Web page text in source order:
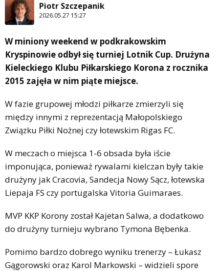
Piotr Szczepanik
2026.05.27 15:27
W miniony weekend w podkrakowskim
Kryspinowie odbył się turniej Lotnik Cup. Drużyna
Kieleckiego Klubu Piłkarskiego Korona z rocznika
2015 zajęła w nim piąte miejsce.
W fazie grupowej młodzi piłkarze zmierzyli się
między innymi z reprezentacją Małopolskiego
Związku Piłki Nożnej czy łotewskim Rigas FC.
W meczach o miejsca 1-6 obsada była iście
imponująca, ponieważ rywalami kielczan były takie
drużyny jak Cracovia, Sandecja Nowy Sącz, łotewska
Liepaja FS czy portugalska Vitoria Guimaraes.
MVP KKP Korony został Kajetan Salwa, a dodatkowo
do drużyny turnieju wybrano Tymona Bębenka.
Pomimo bardzo dobrego wyniku trenerzy – Łukasz
Gągorowski oraz Karol Markowski – widzieli spore